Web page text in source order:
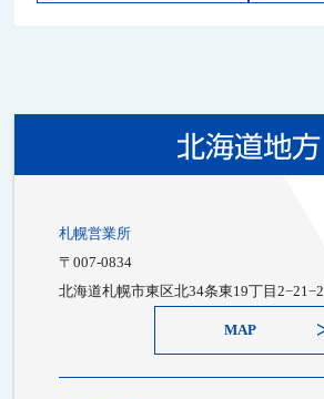
北海道地方
札幌営業所
〒007-0834
北海道札幌市東区北34条東19丁目2−21−2
MAP